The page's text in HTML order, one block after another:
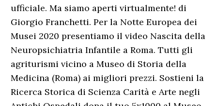
ufficiale. Ma siamo aperti virtualmente! di
Giorgio Franchetti. Per la Notte Europea dei
Musei 2020 presentiamo il video Nascita della
Neuropsichiatria Infantile a Roma. Tutti gli
agriturismi vicino a Museo di Storia della
Medicina (Roma) ai migliori prezzi. Sostieni la
Ricerca Storica di Scienza Carità e Arte negli